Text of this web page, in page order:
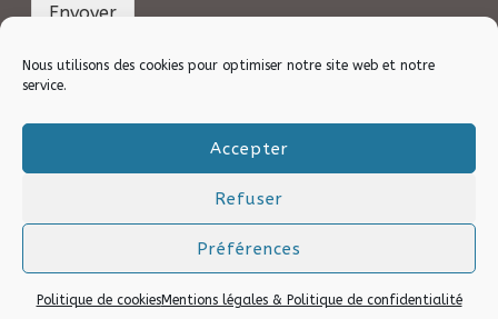
Nous utilisons des cookies pour optimiser notre site web et notre
service.
Accepter
Refuser
Préférences
Politique de cookiesMentions légales & Politique de confidentialité
Envoyer
PULSIA . Tous droits réservés.